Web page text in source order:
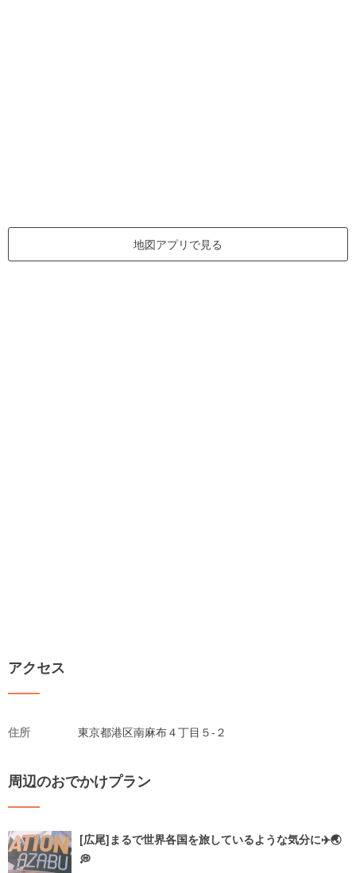
地図アプリで見る
アクセス
住所 東京都港区南麻布４丁目５-２
周辺のおでかけプラン
[広尾]まるで世界各国を旅しているような気分に✈️🌏
💭